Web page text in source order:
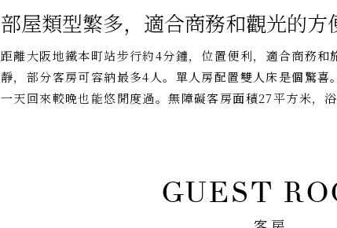
部屋類型繁多，適合商務和觀光的方
距離大阪地鐵本町站步行約4分鐘，位置便利，適合商務
靜，部分客房可容納最多4人。單人房配置雙人床是個驚
一天回來較晚也能悠閒度過。無障礙客房面積27平方米，